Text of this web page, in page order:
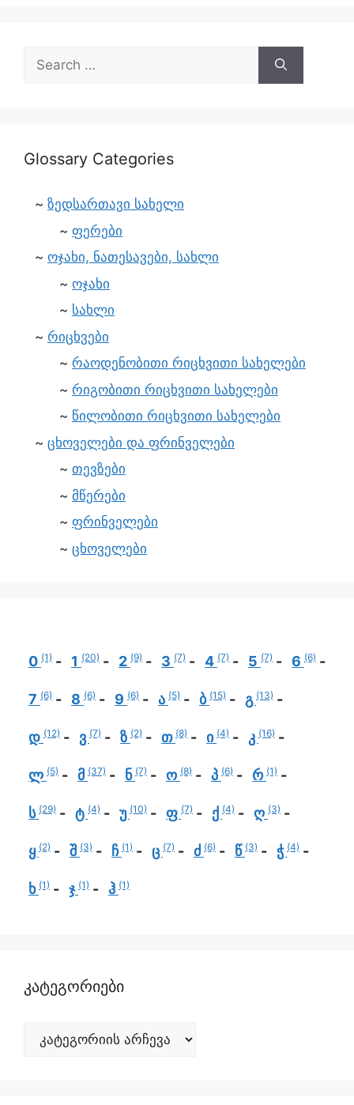
Glossary Categories
ზედსართავი სახელი
ფერები
ოჯახი, ნათესავები, სახლი
ოჯახი
სახლი
რიცხვები
რაოდენობითი რიცხვითი სახელები
რიგობითი რიცხვითი სახელები
წილობითი რიცხვითი სახელები
ცხოველები და ფრინველები
თევზები
მწერები
ფრინველები
ცხოველები
0 (1) 1 (20) 2 (9) 3 (7) 4 (7) 5 (7) 6 (6)
7 (6) 8 (6) 9 (6) ა (5) ბ (15) გ (13)
დ (12) ვ (7) ზ (2) თ (8) ი (4) კ (16)
ლ (5) მ (37) ნ (7) ო (8) პ (6) რ (1)
ს (29) ტ (4) უ (10) ფ (7) ქ (4) ღ (3)
ყ (2) შ (3) ჩ (1) ც (7) ძ (6) წ (3) ჭ (4)
ხ (1) ჯ (1) ჰ (1)
კატეგორიები